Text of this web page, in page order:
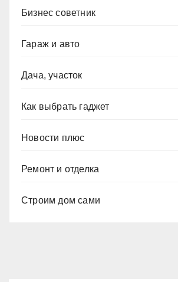
Бизнес советник
Гараж и авто
Дача, участок
Как выбрать гаджет
Новости плюс
Ремонт и отделка
Строим дом сами